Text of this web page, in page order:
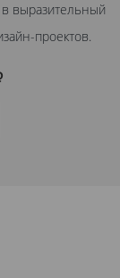
выразительный
проектов.